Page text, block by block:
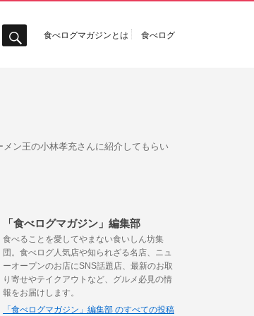
食べログマガジンとは 食べログ
ン王の小林孝充さんに紹介してもらい
「食べログマガジン」編集部
食べることを愛してやまない食いしん坊集
団。食べログ人気店や知られざる名店、ニュ
ーオープンのお店にSNS話題店、最新のお取
り寄せやテイクアウトなど、グルメ必見の情
報をお届けします。
「食べログマガジン」編集部 のすべての投稿